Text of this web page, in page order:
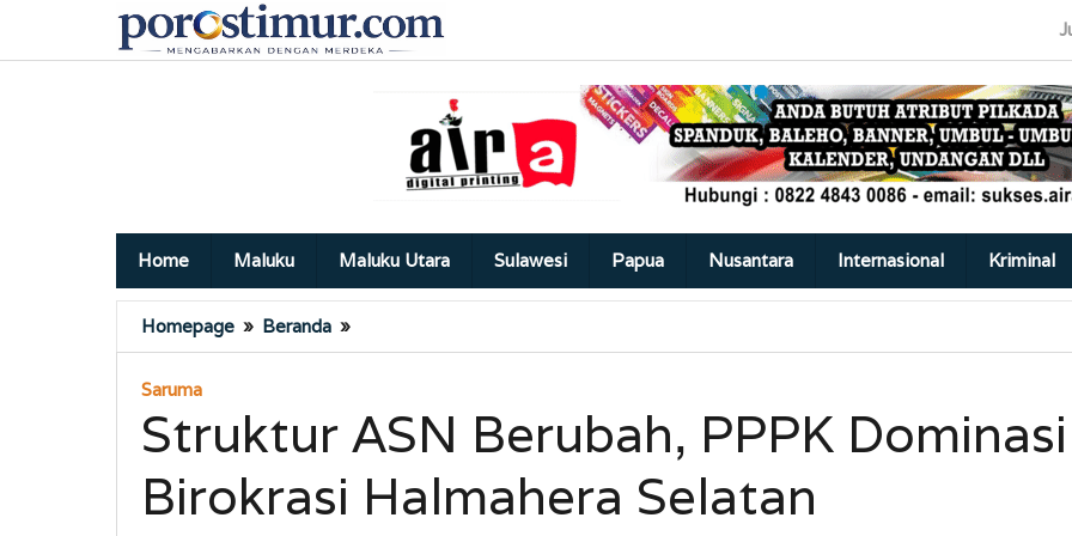
konten
Home Maluku Maluku Utara Sulawesi Papua Nusantara Internasional Kriminal
Homepage » Beranda »
ASN
Dominasi
Birokrasi
Halmahera
Selatan
Saruma
Struktur ASN Berubah, PPPK Dominasi
Birokrasi Halmahera Selatan